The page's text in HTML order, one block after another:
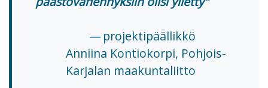
projektipäällikkö
Anniina Kontiokorpi, Pohjois-
Karjalan maakuntaliitto